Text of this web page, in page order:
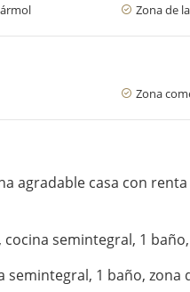
Zona de
Zona
agradable casa con
semintegral, 1
semintegral, 1 baño, zona